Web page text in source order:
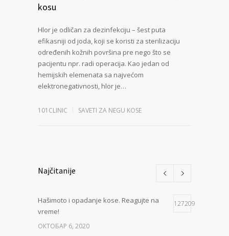
kosu
Hlor je odličan za dezinfekciju – šest puta
efikasniji od joda, koji se koristi za sterilizaciju
određenih kožnih površina pre nego što se
pacijentu npr. radi operacija. Kao jedan od
hemijskih elemenata sa najvećom
elektronegativnosti, hlor je…
101CLINIC SAVETI ZA NEGU KOSE
Najčitanije
Hašimoto i opadanje kose. Reagujte na
vreme!
127209
ОКТОБАР 6, 2020